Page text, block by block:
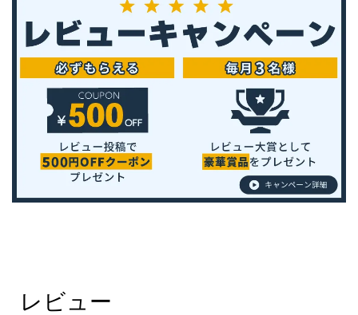
レビュー